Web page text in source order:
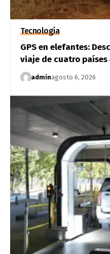
Tecnología
GPS en elefantes:
viaje de cuatro países
adminagosto 6, 2026